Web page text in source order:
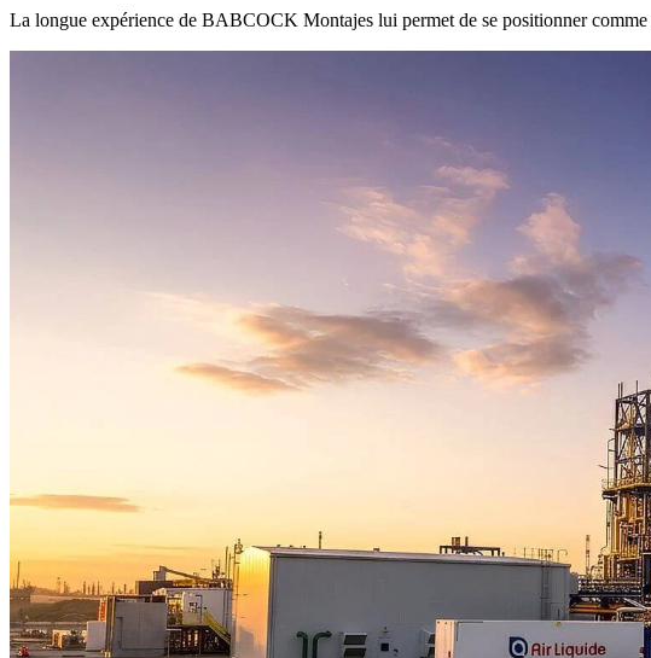
La longue expérience de BABCOCK Montajes lui permet de se positionner comme